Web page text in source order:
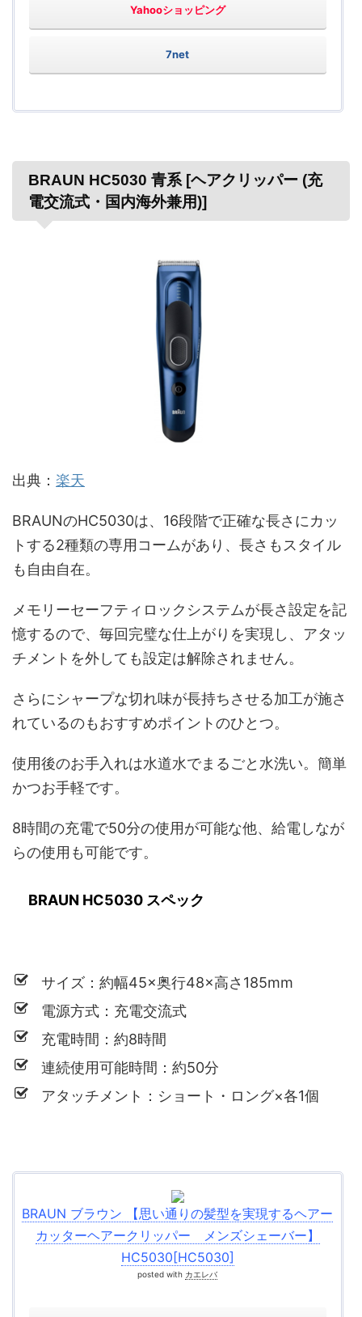
Yahooショッピング
7net
BRAUN HC5030 青系 [ヘアクリッパー (充
電交流式・国内海外兼用)]
出典： 楽天
BRAUNのHC5030は、16段階で正確な長さにカッ
トする2種類の専用コームがあり、長さもスタイル
も自由自在。
メモリーセーフティロックシステムが長さ設定を記
憶するので、毎回完璧な仕上がりを実現し、アタッ
チメントを外しても設定は解除されません。
さらにシャープな切れ味が長持ちさせる加工が施さ
れているのもおすすめポイントのひとつ。
使用後のお手入れは水道水でまるごと水洗い。簡単
かつお手軽です。
8時間の充電で50分の使用が可能な他、給電しなが
らの使用も可能です。
BRAUN HC5030 スペック
サイズ：約幅45×奥行48×高さ185mm
電源方式：充電交流式
充電時間：約8時間
連続使用可能時間：約50分
アタッチメント：ショート・ロング×各1個
BRAUN ブラウン 【思い通りの髪型を実現するヘアー
カッターヘアークリッパー メンズシェーバー】
HC5030[HC5030]
posted with カエレバ